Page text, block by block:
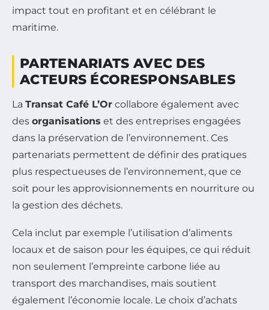
impact tout en profitant et en célébrant le
maritime.
PARTENARIATS AVEC DES
ACTEURS ÉCORESPONSABLES
La Transat Café L’Or collabore également avec
des organisations et des entreprises engagées
dans la préservation de l’environnement. Ces
partenariats permettent de définir des pratiques
plus respectueuses de l’environnement, que ce
soit pour les approvisionnements en nourriture ou
la gestion des déchets.
Cela inclut par exemple l’utilisation d’aliments
locaux et de saison pour les équipes, ce qui réduit
non seulement l’empreinte carbone liée au
transport des marchandises, mais soutient
également l’économie locale. Le choix d’achats